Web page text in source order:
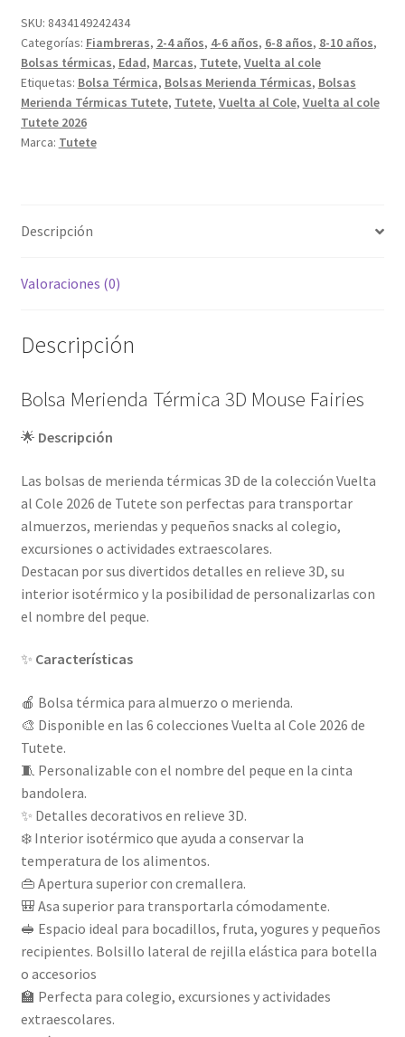
SKU: 8434149242434
Categorías: Fiambreras, 2-4 años, 4-6 años, 6-8 años, 8-10 años,
Bolsas térmicas, Edad, Marcas, Tutete, Vuelta al cole
Etiquetas: Bolsa Térmica, Bolsas Merienda Térmicas, Bolsas
Merienda Térmicas Tutete, Tutete, Vuelta al Cole, Vuelta al cole
Tutete 2026
Marca: Tutete
Descripción
Valoraciones (0)
Descripción
Bolsa Merienda Térmica 3D Mouse Fairies
🌟 Descripción
Las bolsas de merienda térmicas 3D de la colección Vuelta
al Cole 2026 de Tutete son perfectas para transportar
almuerzos, meriendas y pequeños snacks al colegio,
excursiones o actividades extraescolares.
Destacan por sus divertidos detalles en relieve 3D, su
interior isotérmico y la posibilidad de personalizarlas con
el nombre del peque.
✨ Características
🍎 Bolsa térmica para almuerzo o merienda.
🎨 Disponible en las 6 colecciones Vuelta al Cole 2026 de
Tutete.
🧵 Personalizable con el nombre del peque en la cinta
bandolera.
✨ Detalles decorativos en relieve 3D.
❄️ Interior isotérmico que ayuda a conservar la
temperatura de los alimentos.
👜 Apertura superior con cremallera.
🎒 Asa superior para transportarla cómodamente.
🥪 Espacio ideal para bocadillos, fruta, yogures y pequeños
recipientes. Bolsillo lateral de rejilla elástica para botella
o accesorios
🏫 Perfecta para colegio, excursiones y actividades
extraescolares.